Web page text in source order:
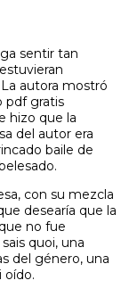
sentir tan
autora mostró
pdf gratis
hizo que la
del autor era
baile de
con su mezcla
desearía que la
no fue
quoi, una
del género, una
oído.